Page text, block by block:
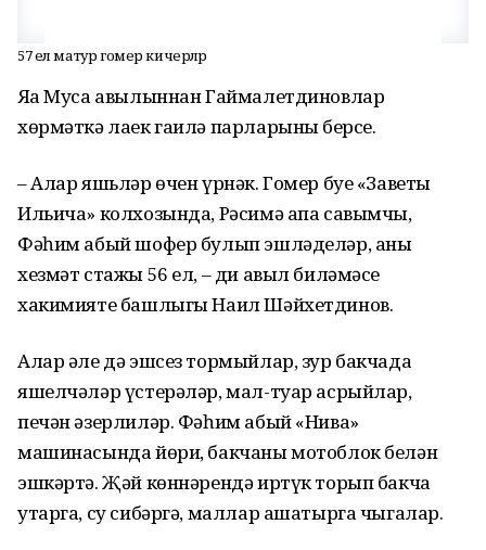
57 ел матур гомер кичерәләр
Яңа Муса авылыннан Гаймалетдиновлар
хөрмәткә лаек гаилә парларының берсе.
– Алар яшьләр өчен үрнәк. Гомер буе «Заветы
Ильича» колхозында, Рәсимә апа савымчы,
Фәһим абый шофер булып эшләделәр, аның
хезмәт стажы 56 ел, – ди авыл биләмәсе
хакимияте башлыгы Наил Шәйхетдинов.
Алар әле дә эшсез тормыйлар, зур бакчада
яшелчәләр үстерәләр, мал-туар асрыйлар,
печән әзерлиләр. Фәһим абый «Нива»
машинасында йөри, бакчаны мотоблок белән
эшкәртә. Җәй көннәрендә иртүк торып бакча
утарга, су сибәргә, маллар ашатырга чыгалар.